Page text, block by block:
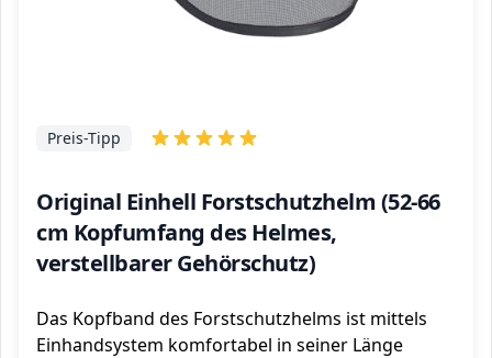
Original Einhell Forstschutzhelm (52-66
cm Kopfumfang des Helmes,
verstellbarer Gehörschutz)
Preis-Tipp
Das Kopfband des Forstschutzhelms ist mittels
Einhandsystem komfortabel in seiner Länge